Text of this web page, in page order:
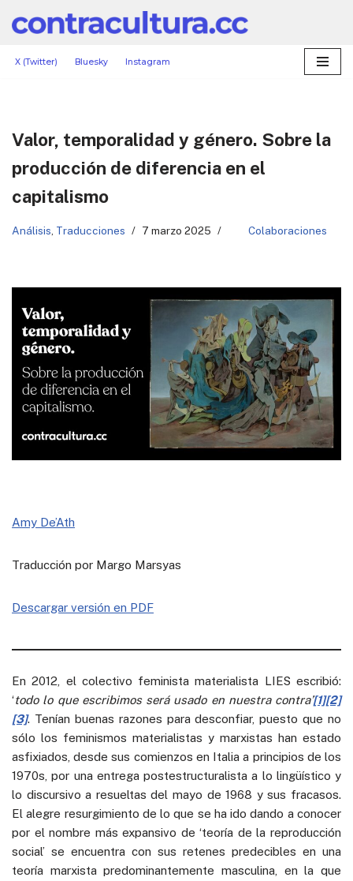
al
X (Twitter) Bluesky Instagram
Valor, temporalidad y género. Sobre la
producción de diferencia en el
capitalismo
Análisis Traducciones 7 marzo 2025 Colaboraciones
Amy De’Ath
Traducción por Margo Marsyas
Descargar versión en PDF
En 2012, el colectivo feminista materialista LIES escribió:
‘todo lo que escribimos será usado en nuestra contra’[1][2]
[3]. Tenían buenas razones para desconfiar, puesto que no
sólo los feminismos materialistas y marxistas han estado
asfixiados, desde sus comienzos en Italia a principios de los
1970s, por una entrega postestructuralista a lo lingüístico y
lo discursivo a resueltas del mayo de 1968 y sus fracasos.
El alegre resurgimiento de lo que se ha ido dando a conocer
por el nombre más expansivo de ‘teoría de la reproducción
social’ se encuentra con sus retenes predecibles en una
teoría marxista predominantemente masculina, en la que